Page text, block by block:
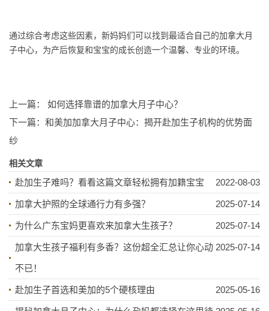
通过综合考虑这些因素，新妈妈们可以找到最适合自己的加拿大月
子中心，为产后恢复和宝宝的成长创造一个温馨、专业的环境。
上一篇： 如何选择靠谱的加拿大月子中心？
下一篇： 和美加加拿大月子中心：揭开赴加生子机构的优势面
纱
相关文章
2022-08-03
赴加生子难吗？看看这篇文章轻松拥有加籍宝宝
2025-07-14
加拿大护照的全球通行力有多强？
2025-07-14
为什么广东宝妈更喜欢来加拿大生孩子？
2025-07-14
加拿大生孩子福利有多香？这份超全汇总让你心动
不已！
2025-05-16
赴加生子首选和美加的5个硬核理由